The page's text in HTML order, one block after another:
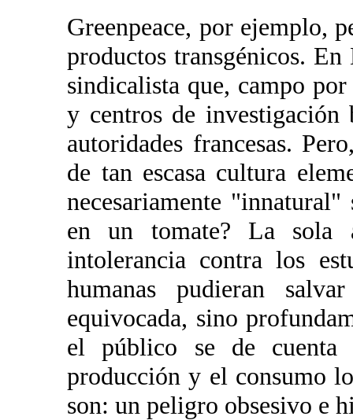
Greenpeace, por ejemplo,
productos transgénicos.
sindicalista que, campo
y centros de investigación
autoridades francesas.
de tan escasa cultura
necesariamente
en un tomate? La sola
intolerancia contra los
humanas pudieran
equivocada, sino
el público se de cuenta
producción y el consumo
son: un peligro obsesivo e